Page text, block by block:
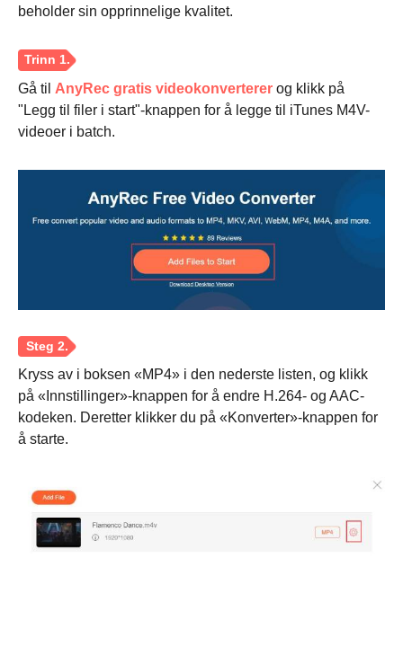
beholder sin opprinnelige kvalitet.
Gå til AnyRec gratis videokonverterer og klikk på
"Legg til filer i start"-knappen for å legge til iTunes M4V-
videoer i batch.
Kryss av i boksen «MP4» i den nederste listen, og klikk
på «Innstillinger»-knappen for å endre H.264- og AAC-
kodeken. Deretter klikker du på «Konverter»-knappen for
å starte.